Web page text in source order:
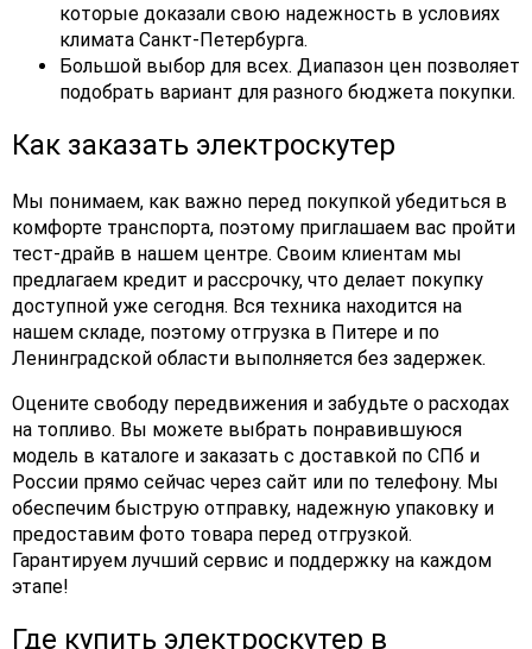
которые доказали свою надежность в условиях
климата Санкт-Петербурга.
Большой выбор для всех. Диапазон цен позволяет
подобрать вариант для разного бюджета покупки.
Как заказать электроскутер
Мы понимаем, как важно перед покупкой убедиться в
комфорте транспорта, поэтому приглашаем вас пройти
тест-драйв в нашем центре. Своим клиентам мы
предлагаем кредит и рассрочку, что делает покупку
доступной уже сегодня. Вся техника находится на
нашем складе, поэтому отгрузка в Питере и по
Ленинградской области выполняется без задержек.
Оцените свободу передвижения и забудьте о расходах
на топливо. Вы можете выбрать понравившуюся
модель в каталоге и заказать с доставкой по СПб и
России прямо сейчас через сайт или по телефону. Мы
обеспечим быструю отправку, надежную упаковку и
предоставим фото товара перед отгрузкой.
Гарантируем лучший сервис и поддержку на каждом
этапе!
Где купить электроскутер в